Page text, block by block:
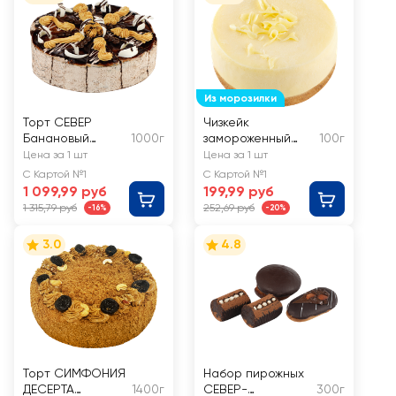
Торт СЕВЕР
Банановый
флирт
1000г
Цена за 1 шт
С Картой №1
1 099,99 руб
1 315,79 руб -16%
Из морозилки
Чизкейк
замороженный
BETTY'S CAKE
Нью-йорк
100г
Цена за 1 шт
С Картой №1
199,99 руб
252,69 руб -20%
3.0
Торт СИМФОНИЯ
ДЕСЕРТА
1400г
4.8
Набор пирожных
СЕВЕР-
300г